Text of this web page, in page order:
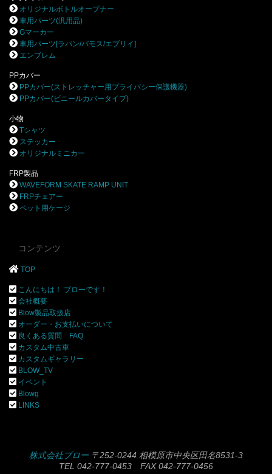
オリジナルボトルオープナー
車用パーツ(汎用品)
Gマーカー
車用パーツ[ラパン/バモス/エブリイ]
エンブレム
PPカバー
PPカバー(ストレッチャー用プライバシー保護機器)
PPカバー(ビニールカバータイプ)
小物
Tシャツ
ステッカー
オリジナルミニカー
FRP製品
WAVEFORM SKATE RAMP UNIT
FRPチェアー
ペット用ケージ
コンテンツ
TOP
こんにちは！ ブローです！
会社概要
Blow製品取扱店
オーダー・お支払いについて
良くある質問 FAQ
カスタム中古車
カスタムギャラリー
BLOW_TV
イベント
Blowg
LINKS
株式会社ブロー 〒252-0244 相模原市中央区田名8531-3
TEL 042-777-0453 FAX 042-777-0456